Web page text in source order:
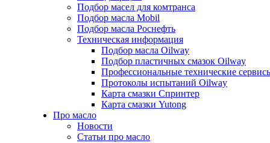
Подбор масел для комтранса
Подбор масла Mobil
Подбор масла Роснефть
Техническая информация
Подбор масла Oilway
Подбор пластичных смазок Oilway
Профессиональные технические
Протоколы испытаний Oilway
Карта смазки Спринтер
Карта смазки Yutong
Про масло
Новости
Статьи про масло